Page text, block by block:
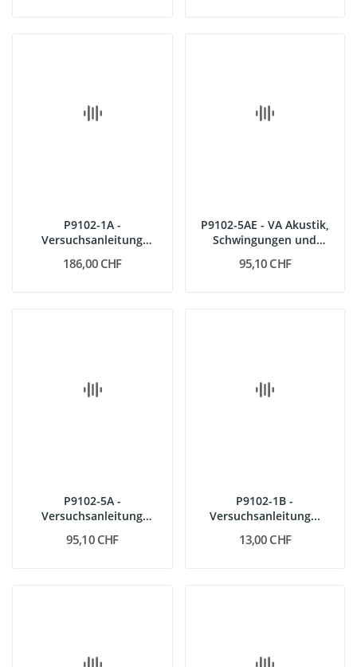
P9102-1A -
Versuchsanleitung
186,00 CHF
P9102-5AE - VA Akustik,
Schwingungen und
95,10 CHF
P9102-5A -
Versuchsanleitung
95,10 CHF
P9102-1B -
Versuchsanleitung...
13,00 CHF